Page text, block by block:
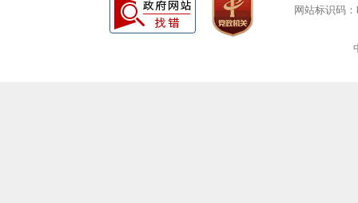
网站标识码